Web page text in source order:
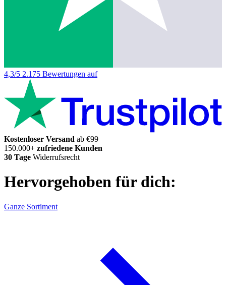
4,3/5 2.175 Bewertungen auf
Kostenloser Versand ab €99
150.000+ zufriedene Kunden
30 Tage Widerrufsrecht
Hervorgehoben für dich:
Ganze Sortiment